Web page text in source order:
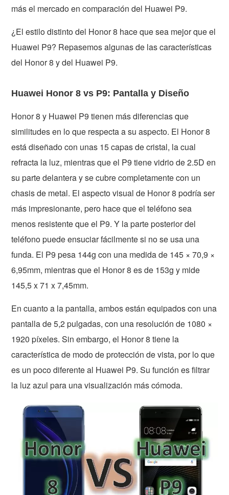
más el mercado en comparación del Huawei P9.
¿El estilo distinto del Honor 8 hace que sea mejor que el
Huawei P9? Repasemos algunas de las características
del Honor 8 y del Huawei P9.
Huawei Honor 8 vs P9: Pantalla y Diseño
Honor 8 y Huawei P9 tienen más diferencias que
similitudes en lo que respecta a su aspecto. El Honor 8
está diseñado con unas 15 capas de cristal, la cual
refracta la luz, mientras que el P9 tiene vidrio de 2.5D en
su parte delantera y se cubre completamente con un
chasis de metal. El aspecto visual de Honor 8 podría ser
más impresionante, pero hace que el teléfono sea
menos resistente que el P9. Y la parte posterior del
teléfono puede ensuciar fácilmente si no se usa una
funda. El P9 pesa 144g con una medida de 145 × 70,9 ×
6,95mm, mientras que el Honor 8 es de 153g y mide
145,5 x 71 x 7,45mm.
En cuanto a la pantalla, ambos están equipados con una
pantalla de 5,2 pulgadas, con una resolución de 1080 ×
1920 píxeles. Sin embargo, el Honor 8 tiene la
característica de modo de protección de vista, por lo que
es un poco diferente al Huawei P9. Su función es filtrar
la luz azul para una visualización más cómoda.